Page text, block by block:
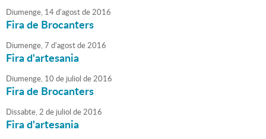
Diumenge, 14d'agostde2016
Fira de Brocanters
Diumenge,7 d'agostde2016
Fira d'artesania
Diumenge, 10 de juliol de2016
Fira de Brocanters
Dissabte,2 de juliol de2016
Fira d'artesania